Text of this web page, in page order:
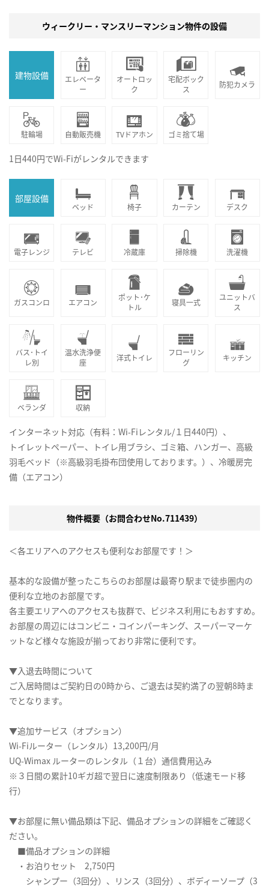
ウィークリー・マンスリーマンション物件の設備
建物設備
エレベータ
ー
オートロッ
ク
宅配ボック
ス
防犯カメラ
駐輪場 自動販売機 TVドアホン ゴミ捨て場
1日440円でWi-Fiがレンタルできます
部屋設備
ベッド 椅子 カーテン デスク
電子レンジ テレビ 冷蔵庫 掃除機 洗濯機
ガスコンロ エアコン
ポット･ケ
トル
寝具一式
ユニットバ
ス
バス･トイ
レ別
温水洗浄便
座
洋式トイレ
フローリン
グ
キッチン
ベランダ 収納
インターネット対応（有料：Wi-Fiレンタル/１日440円）、
トイレットペーパー、トイレ用ブラシ、ゴミ箱、ハンガー、高級
羽毛ベッド（※高級羽毛掛布団使用しております。）、冷暖房完
備（エアコン）
物件概要（お問合わせNo.711439）
＜各エリアへのアクセスも便利なお部屋です！＞
基本的な設備が整ったこちらのお部屋は最寄り駅まで徒歩圏内の
便利な立地のお部屋です。
各主要エリアへのアクセスも抜群で、ビジネス利用にもおすすめ。
お部屋の周辺にはコンビニ・コインパーキング、スーパーマーケ
ットなど様々な施設が揃っており非常に便利です。
▼入退去時間について
ご入居時間はご契約日の0時から、ご退去は契約満了の翌朝8時ま
でとなります。
▼追加サービス（オプション）
Wi-Fiルーター（レンタル）13,200円/月
UQ-Wimax ルーターのレンタル（１台）通信費用込み
※３日間の累計10ギガ超で翌日に速度制限あり（低速モード移
行）
▼お部屋に無い備品類は下記、備品オプションの詳細をご確認く
ださい。
■備品オプションの詳細
・お泊りセット 2,750円
シャンプー（3回分）、リンス（3回分）、ボディーソープ（3